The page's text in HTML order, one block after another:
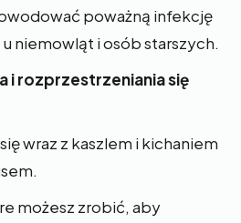
poważną infekcję
u niemowląt i osób starszych.
i rozprzestrzeniania się
wraz z kaszlem i kichaniem
możesz zrobić, aby